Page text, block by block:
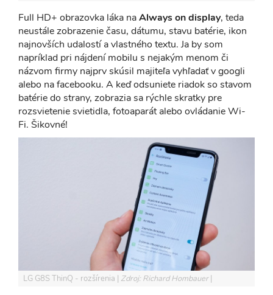
Full HD+ obrazovka láka naAlways on display, teda
neustále zobrazenie času, dátumu, stavu batérie, ikon
najnovších udalostí a vlastného textu. Ja by som
napríklad pri nájdení mobilu s nejakým menom či
názvom firmy najprv skúsil majiteľa vyhľadať v googli
alebo na facebooku. A keď odsuniete riadok so stavom
batérie do strany, zobrazia sa rýchle skratky pre
rozsvietenie svietidla, fotoaparát alebo ovládanie Wi-
Fi. Šikovné!
LG G8S ThinQ - rozšírenia Zdroj: Richard Hombauer